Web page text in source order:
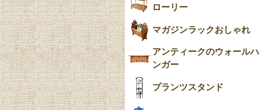
ローリー
マガジンラックおしゃれ
アンティークのウォールハ
ンガー
プランツスタンド